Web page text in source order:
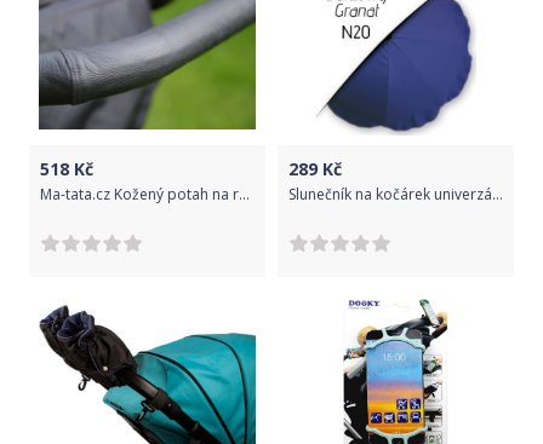
518 Kč
Ma-tata.cz Kožený potah na rukojeť kočárku - rodič Značka kočárku: X-Lander, Barva: krémová, Model kočárku: jiný model
289 Kč
Slunečník na kočárek univerzální N20